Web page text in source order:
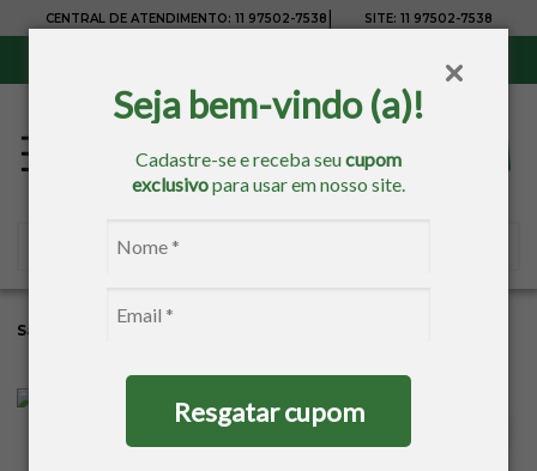
Seja bem-vindo (a)!
Cadastre-se e receba seucupom
exclusivopara usar em nosso site.
Resgatar cupom
CENTRAL DE ATENDIMENTO: 11 97502-7538 SITE: 11 97502-7538
Sacaria